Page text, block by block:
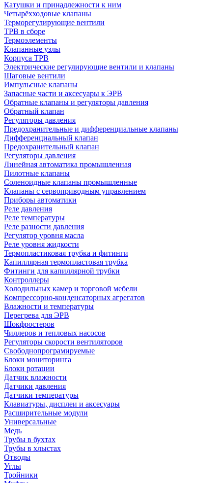
Катушки и принадлежности к ним
Четырёхходовые клапаны
Терморегулирующие вентили
ТРВ в сборе
Термоэлементы
Клапанные узлы
Корпуса ТРВ
Электрические регулирующие вентили и клапаны
Шаговые вентили
Импульсные клапаны
Запасные части и аксесуары к ЭРВ
Обратные клапаны и регуляторы давления
Обратный клапан
Регуляторы давления
Предохранительные и дифференциальные клапаны
Дифференциальный клапан
Предохранительный клапан
Регуляторы давления
Линейная автоматика промышленная
Пилотные клапаны
Соленоидные клапаны промышленные
Клапаны с сервоприводным управлением
Приборы автоматики
Реле давления
Реле температуры
Реле разности давления
Регулятор уровня масла
Реле уровня жидкости
Термопластиковая трубка и фитинги
Капиллярная термопластовая трубка
Фитинги для капиллярной трубки
Контроллеры
Холодильных камер и торговой мебели
Компрессорно-конденсаторных агрегатов
Влажности и температуры
Перегрева для ЭРВ
Шокфростеров
Чиллеров и тепловых насосов
Регуляторы скорости вентиляторов
Свободнопрограмируемые
Блоки мониторинга
Блоки ротации
Датчик влажности
Датчики давления
Датчики температуры
Клавиатуры, дисплеи и аксесуары
Расширительные модули
Универсальные
Медь
Трубы в бухтах
Трубы в хлыстах
Отводы
Углы
Тройники